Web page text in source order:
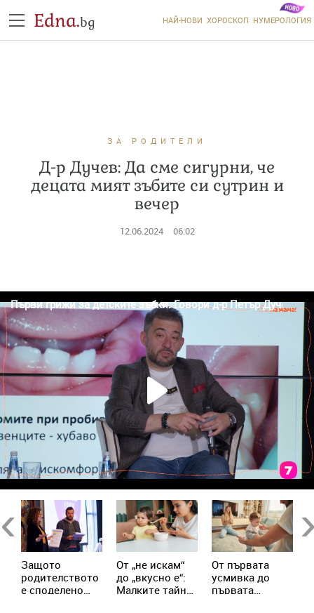
Edna.bg НАЙ-НОВИ ХОРОСКОП НУМЕРОЛОГИЯ
ЗА РОДИТЕЛИ
Д-р Дучев: Да сме сигурни, че
децата мият зъбите си сутрин и
вечер
12.06.2024 06:02
Защото
родителството
е споделено
От „не искам“
до „вкусно е“:
Малките тайни
От първата
усмивка до
първата